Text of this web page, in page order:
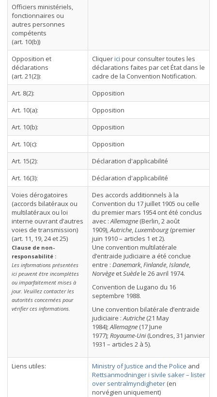
Officiers ministériels,
fonctionnaires ou
autres personnes
compétents
(art. 10(b))
Opposition et
déclarations
(art. 21(2)):
Cliquerici pour consulter toutes les
déclarations faites par cet État dans le
cadre de la Convention Notification.
Art. 8(2):
Opposition
Art. 10(a):
Opposition
Art. 10(b):
Opposition
Art. 10(c):
Opposition
Art. 15(2):
Déclaration d'applicabilité
Art. 16(3):
Déclaration d'applicabilité
Voies dérogatoires
(accords bilatéraux ou
multilatéraux ou loi
interne ouvrant d’autres
voies de transmission)
(art. 11, 19, 24 et 25)
Clause de non-
responsabilité :
Les informations présentées
ici peuvent être incomplètes
ou imparfaitement mises à
jour. Veuillez contacter les
autorités concernées pour
vérifier ces informations.
Des accords additionnels à la
Convention du 17 juillet 1905 ou celle
du premier mars 1954 ont été conclus
avec :Allemagne (Berlin, 2 août
1909),Autriche,Luxembourg (premier
juin 1910 – articles 1 et 2).
Une convention multilatérale
d’entraide judiciaire a été conclue
entre : Danemark,Finlande,Islande,
Norvège etSuèdele 26 avril 1974.
Convention de Lugano du 16
septembre 1988.
Une convention bilatérale d’entraide
judiciaire :Autriche (21 May
1984);Allemagne (17 June
1977); Royaume-Uni(Londres, 31 janvier
1931 – articles 2 à 5).
Liens utiles: Ministry of Justice and the Police and
Rettsanmodninger i sivile saker – lister
over sentralmyndigheter (en
norvégien uniquement)